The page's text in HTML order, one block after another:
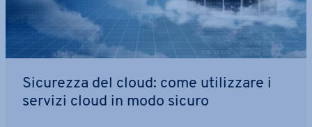
Sicurezza del cloud: come uti­liz­za­re i
servizi cloud in modo sicuro